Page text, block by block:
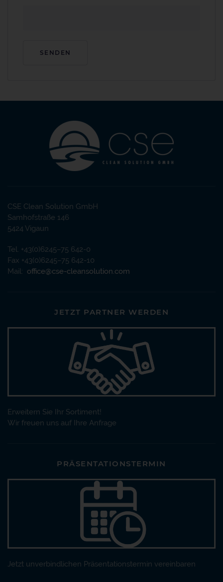
CSE Clean Solution GmbH
Samhofstraße 146
5424 Vigaun
Tel. +43(0)6245–75 642-0
Fax +43(0)6245–75 642-10
Mail: office@cse-cleansolution.com
JETZT PARTNER WERDEN
Erweitern Sie Ihr Sortiment!
Wir freuen uns auf Ihre Anfrage
PRÄSENTATIONSTERMIN
Jetzt unverbindlichen Präsentationstermin vereinbaren